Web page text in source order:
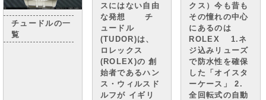
チュードルの一
覧
スにはない自由
な発想 チ
ュードル
(TUDOR)は、
ロレックス
(ROLEX)の 創
始者であるハン
ス・ウィルスド
ルフが イギリ
クス）今も昔も
その憧れの中心
にあるのは
ROLEX 1.ネ
ジ込みリューズ
で防水性を確保
した「オイスタ
ーケース」 2.
全回転式の自動